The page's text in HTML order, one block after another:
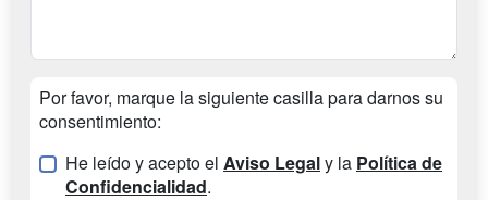
Por favor, marque la siguiente casilla para darnos su
consentimiento:
He leído y acepto el Aviso Legaly la Política de
Confidencialidad.